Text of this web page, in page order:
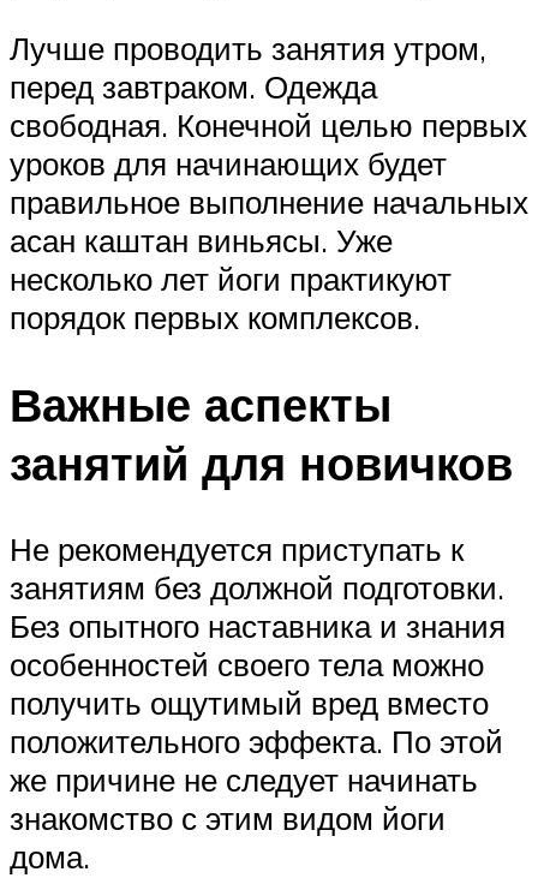
Лучше проводить занятия утром,
перед завтраком. Одежда
свободная. Конечной целью первых
уроков для начинающих будет
правильное выполнение начальных
асан каштан виньясы. Уже
несколько лет йоги практикуют
порядок первых комплексов.
Важные аспекты
занятий для новичков
Не рекомендуется приступать к
занятиям без должной подготовки.
Без опытного наставника и знания
особенностей своего тела можно
получить ощутимый вред вместо
положительного эффекта. По этой
же причине не следует начинать
знакомство с этим видом йоги
дома.